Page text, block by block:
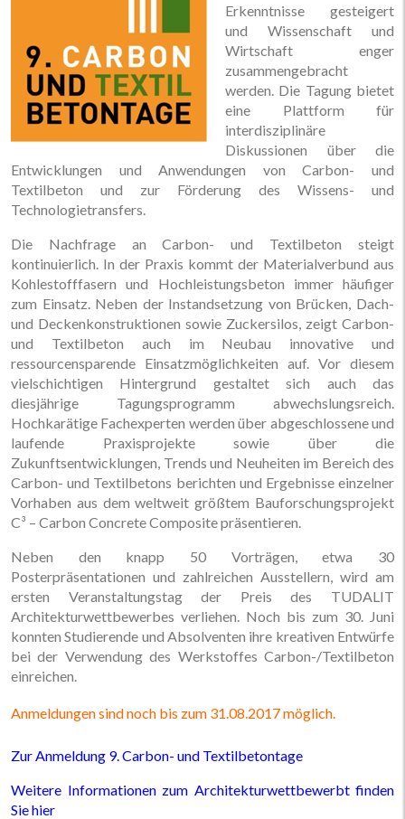
Erkenntnisse gesteigert
und Wissenschaft und
Wirtschaft enger
zusammengebracht
werden. Die Tagung bietet
eine Plattform für
interdisziplinäre
Diskussionen über die
Entwicklungen und Anwendungen von Carbon- und
Textilbeton und zur Förderung des Wissens- und
Technologietransfers.
Die Nachfrage an Carbon- und Textilbeton steigt
kontinuierlich. In der Praxis kommt der Materialverbund aus
Kohlestofffasern und Hochleistungsbeton immer häufiger
zum Einsatz. Neben der Instandsetzung von Brücken, Dach-
und Deckenkonstruktionen sowie Zuckersilos, zeigt Carbon-
und Textilbeton auch im Neubau innovative und
ressourcensparende Einsatzmöglichkeiten auf. Vor diesem
vielschichtigen Hintergrund gestaltet sich auch das
diesjährige Tagungsprogramm abwechslungsreich.
Hochkarätige Fachexperten werden über abgeschlossene und
laufende Praxisprojekte sowie über die
Zukunftsentwicklungen, Trends und Neuheiten im Bereich des
Carbon- und Textilbetons berichten und Ergebnisse einzelner
Vorhaben aus dem weltweit größtem Bauforschungsprojekt
C³ – Carbon Concrete Composite präsentieren.
Neben den knapp 50 Vorträgen, etwa 30
Posterpräsentationen und zahlreichen Ausstellern, wird am
ersten Veranstaltungstag der Preis des TUDALIT
Architekturwettbewerbes verliehen. Noch bis zum 30. Juni
konnten Studierende und Absolventen ihre kreativen Entwürfe
bei der Verwendung des Werkstoffes Carbon-/Textilbeton
einreichen.
Anmeldungen sind noch bis zum 31.08.2017 möglich.
Zur Anmeldung 9. Carbon- und Textilbetontage
Weitere Informationen zum Architekturwettbewerbt finden
Sie hier